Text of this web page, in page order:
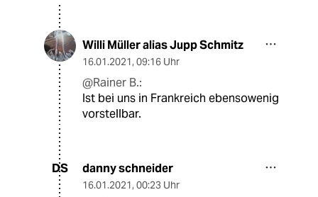
Willi Müller alias Jupp Schmitz
16.01.2021, 09:16 Uhr
@Rainer B.:
Ist bei uns in Frankreich ebensowenig
vorstellbar.
DS danny schneider
16.01.2021, 00:23 Uhr